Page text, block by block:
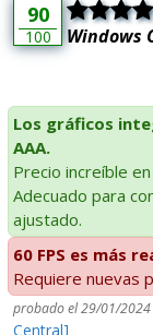
90
100 Windows
Los gráficos
AAA.
Precio increíble
Adecuado para
ajustado.
60 FPS es más
Requiere nuevas
probado el 29/01/2024
Central]